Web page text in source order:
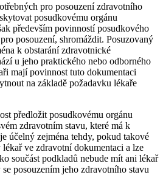
pro posouzení zdravotního
posudkovému orgánu
především povinností posudkového
posouzení, shromáždit. Posuzovaný
k obstarání zdravotnické
u jeho praktického nebo odborného
mají povinnost tuto dokumentaci
na základě požadavku lékaře
předložit posudkovému orgánu
zdravotním stavu, které má k
účelný zejména tehdy, pokud takové
ve zdravotní dokumentaci a lze
součást podkladů nebude mít ani lékař
posouzením jeho zdravotního stavu